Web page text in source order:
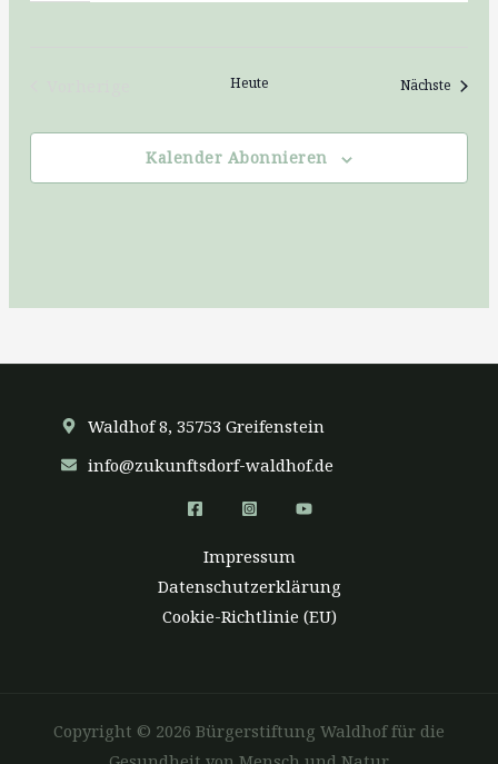
Heute Nächste
Kalender Abonnieren
Waldhof 8, 35753 Greifenstein
info@zukunftsdorf-waldhof.de
Impressum
Datenschutzerklärung
Cookie-Richtlinie (EU)
Copyright © 2026 Bürgerstiftung Waldhof für die